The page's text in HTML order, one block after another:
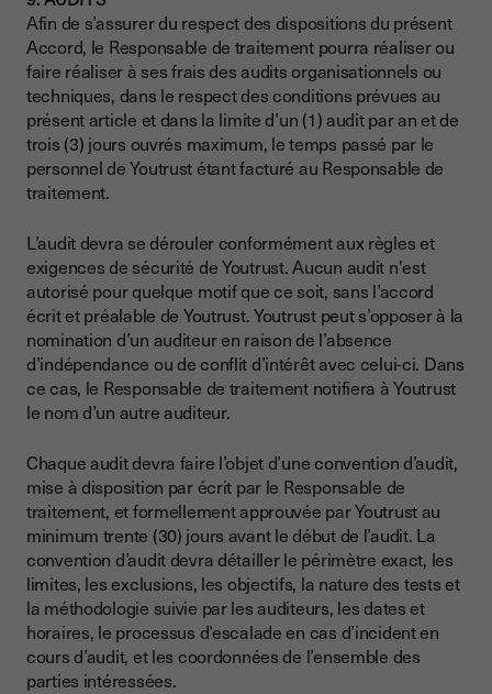
Afin de s’assurer du respect des dispositions du présent
Accord, le Responsable de traitement pourra réaliser ou
faire réaliser à ses frais des audits organisationnels ou
techniques, dans le respect des conditions prévues au
présent article et dans la limite d’un (1) audit par an et de
trois (3) jours ouvrés maximum, le temps passé par le
personnel de Youtrust étant facturé au Responsable de
traitement.
L’audit devra se dérouler conformément aux règles et
exigences de sécurité de Youtrust. Aucun audit n'est
autorisé pour quelque motif que ce soit, sans l’accord
écrit et préalable de Youtrust. Youtrust peut s’opposer à la
nomination d’un auditeur en raison de l’absence
d’indépendance ou de conflit d’intérêt avec celui-ci. Dans
ce cas, le Responsable de traitement notifiera à Youtrust
le nom d’un autre auditeur.
Chaque audit devra faire l’objet d’une convention d’audit,
mise à disposition par écrit par le Responsable de
traitement, et formellement approuvée par Youtrust au
minimum trente (30) jours avant le début de l’audit. La
convention d’audit devra détailler le périmètre exact, les
limites, les exclusions, les objectifs, la nature des tests et
la méthodologie suivie par les auditeurs, les dates et
horaires, le processus d’escalade en cas d’incident en
cours d’audit, et les coordonnées de l’ensemble des
parties intéressées.